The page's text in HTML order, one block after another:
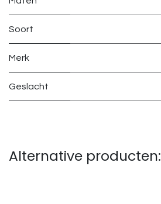
Soort
Merk
Geslacht
Alternative producten: